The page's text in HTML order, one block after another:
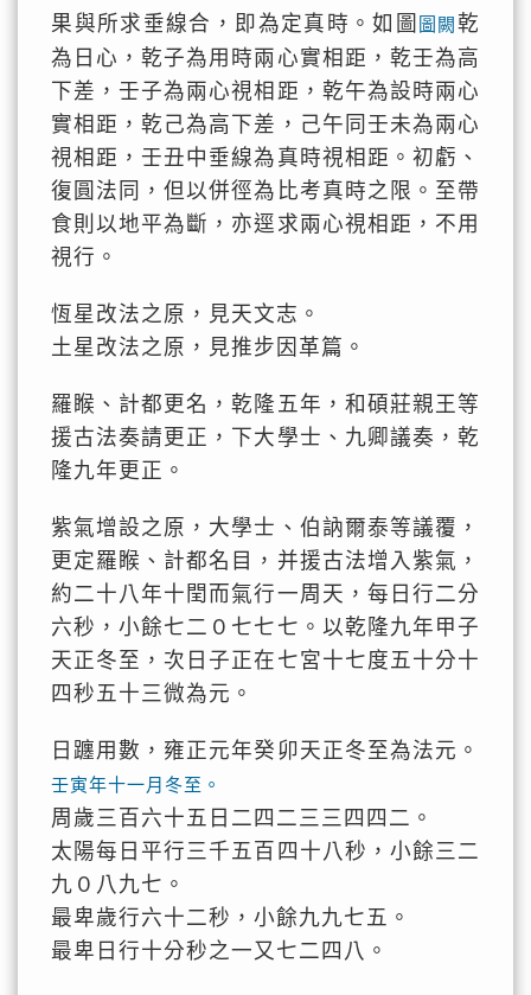
果與所求垂線合，即為定真時。如圖 圖闕 乾
為日心，乾子為用時兩心實相距，乾壬為高
下差，壬子為兩心視相距，乾午為設時兩心
實相距，乾己為高下差，己午同壬未為兩心
視相距，壬丑中垂線為真時視相距。初虧、
復圓法同，但以併徑為比考真時之限。至帶
食則以地平為斷，亦逕求兩心視相距，不用
視行。
恆星改法之原，見天文志。
土星改法之原，見推步因革篇。
羅睺、計都更名，乾隆五年，和碩莊親王等
援古法奏請更正，下大學士、九卿議奏，乾
隆九年更正。
紫氣增設之原，大學士、伯訥爾泰等議覆，
更定羅睺、計都名目，并援古法增入紫氣，
約二十八年十閏而氣行一周天，每日行二分
六秒，小餘七二０七七七。以乾隆九年甲子
天正冬至，次日子正在七宮十七度五十分十
四秒五十三微為元。
日躔用數，雍正元年癸卯天正冬至為法元。
壬寅年十一月冬至。
周歲三百六十五日二四二三三四四二。
太陽每日平行三千五百四十八秒，小餘三二
九０八九七。
最卑歲行六十二秒，小餘九九七五。
最卑日行十分秒之一又七二四八。